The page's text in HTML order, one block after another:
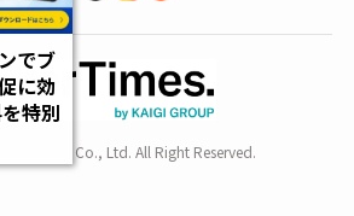
Co., Ltd. All Right Reserved.
でブ
に効
特別